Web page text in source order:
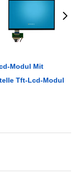
Modul Mit
Tft-Lcd-Modul